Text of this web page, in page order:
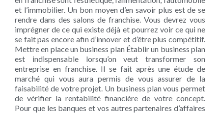
et l’immobilier. Un bon moyen d’en savoir plus est de se
rendre dans des salons de franchise. Vous devrez vous
imprégner de ce qui existe déjà et pourrez voir ce qui ne
se fait pas encore afin d’innover et d’être plus compétitif.
Mettre en place un business plan Établir un business plan
est indispensable lorsqu’on veut transformer son
entreprise en franchise. Il se fait après une étude de
marché qui vous aura permis de vous assurer de la
faisabilité de votre projet. Un business plan vous permet
de vérifier la rentabilité financière de votre concept.
Pour que les banques et vos autres partenaires d’affaires